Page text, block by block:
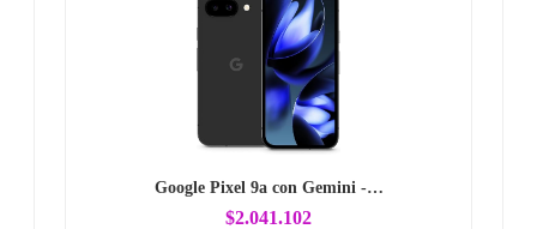
Google Pixel 9a con Gemini -…
$2.041.102